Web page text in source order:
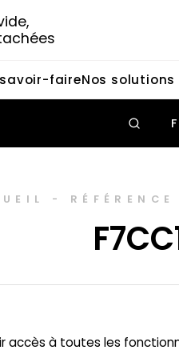
faireNos solutions
-
accès à toutes les